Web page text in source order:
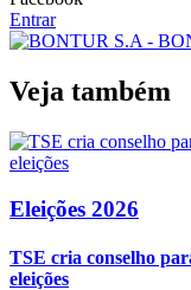
Entrar
Veja também
Eleições 2026
TSE cria conselho
eleições